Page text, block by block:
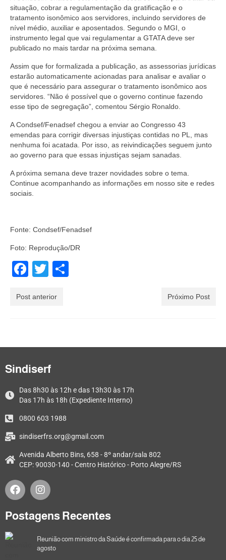
situação, cobrar a regulamentação da gratificação e o
tratamento isonômico aos servidores, incluindo servidores de
nível médio, auxiliar e aposentados. Segundo o MGI, o
instrumento legal que vai regulamentar a GTATA deve ser
publicado no mais tardar na próxima semana.
Assim que for formalizada a publicação, as assessorias jurídicas
estarão automaticamente acionadas para analisar e avaliar o
que é necessário para assegurar o tratamento isonômico aos
servidores. “Não é possível que o governo continue fazendo
esse tipo de segregação”, comentou Sérgio Ronaldo.
A Condsef/Fenadsef chegou a enviar ao Congresso 43
emendas para corrigir diversas injustiças contidas no PL, mas
nenhuma foi acatada. Por isso, as reivindicações seguem junto
ao governo para que essas injustiças sejam sanadas.
A próxima semana deve trazer novidades sobre o tema.
Continue acompanhando as informações em nosso site e redes
sociais.
Fonte: Condsef/Fenadsef
Foto: Reprodução/DR
Facebook
Twitter
Post anterior Próximo Post
Sindiserf
Das 8h30 às 12h e das 13h30 às 17h
Das 17h às 18h (Expediente Interno)
0800 603 1988
sindiserfrs.org@gmail.com
Avenida Alberto Bins, 658 - 8º andar/sala 802
CEP: 90030-140 - Centro Histórico - Porto Alegre/RS
Postagens Recentes
Reunião com ministro da Saúde é confirmada para o dia 25 de
agosto